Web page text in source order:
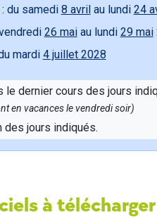
du samedi 8 avril au lundi 24
26 maiau lundi 29 mai
mardi 4 juillet 2028
le dernier cours des jours
en vacances le vendredi soir)
des jours indiqués.
à télécharger